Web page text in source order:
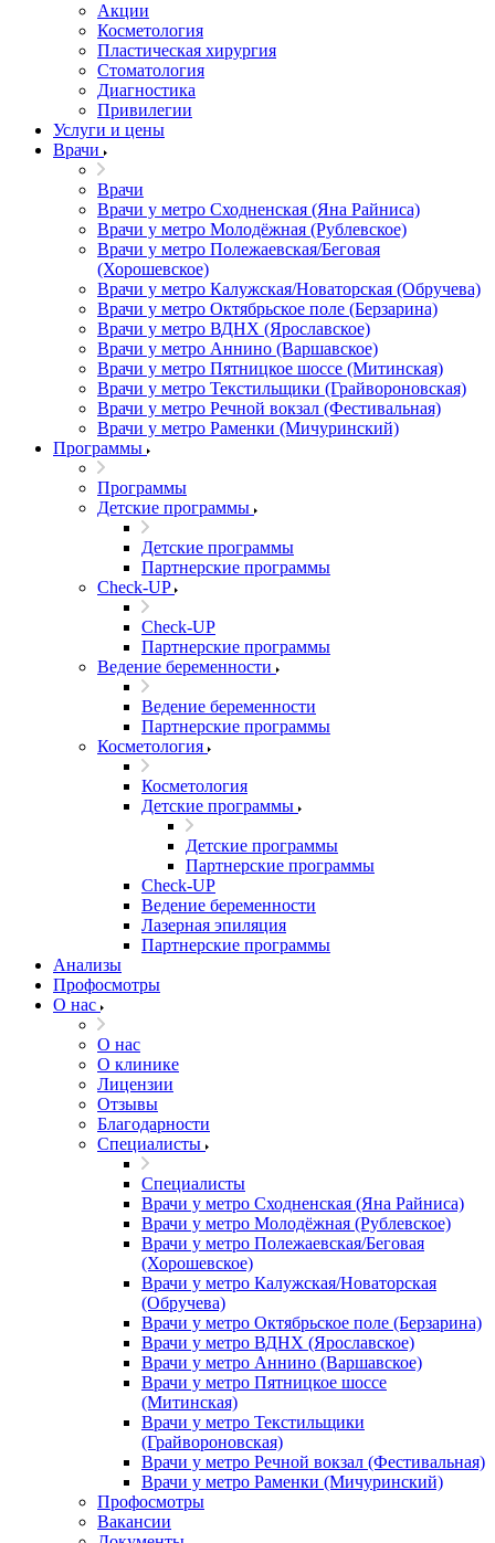
Акции
Косметология
Пластическая хирургия
Стоматология
Диагностика
Привилегии
Услуги и цены
Врачи
Врачи
Врачи у метро Сходненская (Яна Райниса)
Врачи у метро Молодёжная (Рублевское)
Врачи у метро Полежаевская/Беговая
(Хорошевское)
Врачи у метро Калужская/Новаторская (Обручева)
Врачи у метро Октябрьское поле (Берзарина)
Врачи у метро ВДНХ (Ярославское)
Врачи у метро Аннино (Варшавское)
Врачи у метро Пятницкое шоссе (Митинская)
Врачи у метро Текстильщики (Грайвороновская)
Врачи у метро Речной вокзал (Фестивальная)
Врачи у метро Раменки (Мичуринский)
Программы
Программы
Детские программы
Детские программы
Партнерские программы
Check-UP
Check-UP
Партнерские программы
Ведение беременности
Ведение беременности
Партнерские программы
Косметология
Косметология
Детские программы
Детские программы
Партнерские программы
Check-UP
Ведение беременности
Лазерная эпиляция
Партнерские программы
Анализы
Профосмотры
О нас
О нас
О клинике
Лицензии
Отзывы
Благодарности
Специалисты
Специалисты
Врачи у метро Сходненская (Яна Райниса)
Врачи у метро Молодёжная (Рублевское)
Врачи у метро Полежаевская/Беговая
(Хорошевское)
Врачи у метро Калужская/Новаторская
(Обручева)
Врачи у метро Октябрьское поле (Берзарина)
Врачи у метро ВДНХ (Ярославское)
Врачи у метро Аннино (Варшавское)
Врачи у метро Пятницкое шоссе
(Митинская)
Врачи у метро Текстильщики
(Грайвороновская)
Врачи у метро Речной вокзал (Фестивальная)
Врачи у метро Раменки (Мичуринский)
Профосмотры
Вакансии